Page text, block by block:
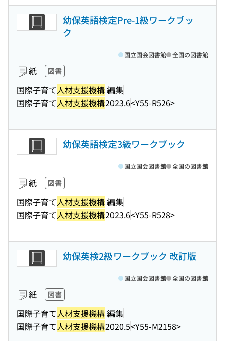
幼保英語検定Pre-1級ワークブッ
ク
紙 図書
国際子育て人材支援機構編集
国際子育て人材支援機構2023.6<Y55-R526>
国立国会図書館 全国の図書館
幼保英語検定3級ワークブック
紙 図書
国際子育て人材支援機構編集
国際子育て人材支援機構2023.6<Y55-R528>
国立国会図書館 全国の図書館
幼保英検2級ワークブック 改訂版
紙 図書
国際子育て人材支援機構編集
国際子育て人材支援機構2020.5<Y55-M2158>
国立国会図書館 全国の図書館